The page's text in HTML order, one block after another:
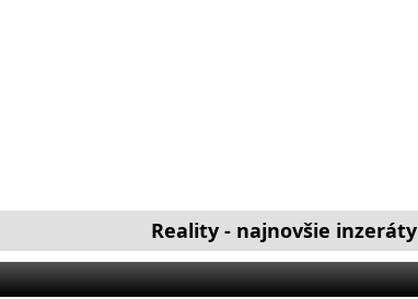
Reality - najnovšie inzeráty